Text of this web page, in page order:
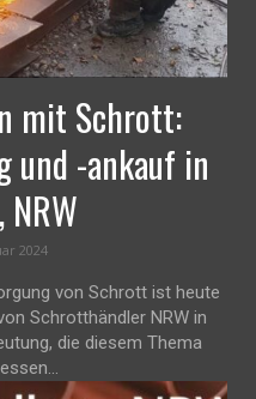
mit Schrott:
und -ankauf in
NRW
2024
von Schrott ist heute
Schrotthändler NRW in
die diesem Thema